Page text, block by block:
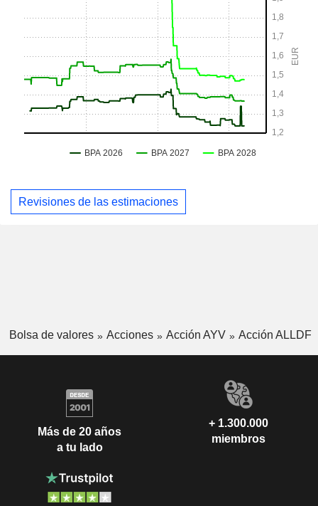
Revisiones de las estimaciones
Bolsa de valores Acciones Acción AYV Acción ALLDF
Más de 20 años
a tu lado
+ 1.300.000
miembros